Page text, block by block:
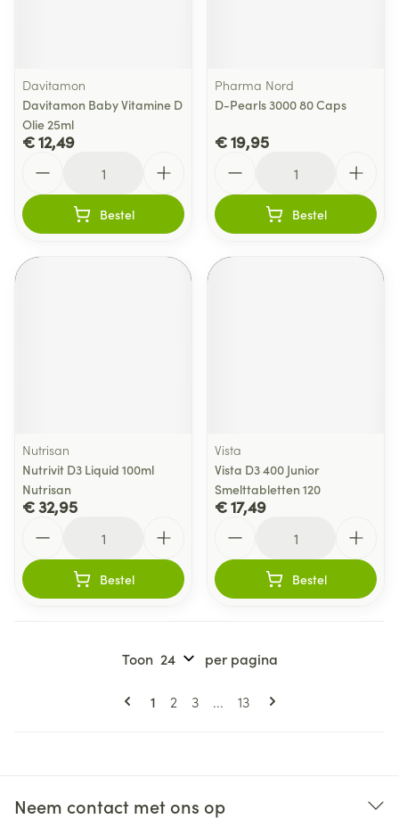
Davitamon
Davitamon Baby Vitamine D
Olie 25ml
€ 12,49
Bestel
Pharma Nord
D-Pearls 3000 80 Caps
€ 19,95
Bestel
Nutrisan
Nutrivit D3 Liquid 100ml
Nutrisan
€ 32,95
Bestel
Vista
Vista D3 400 Junior
Smelttabletten 120
€ 17,49
Bestel
Pagina's
U lees momenteel pagina
1 Pagina
2 Pagina
3 ... Pagina
13
Toon per pagina
Neem contact met ons op